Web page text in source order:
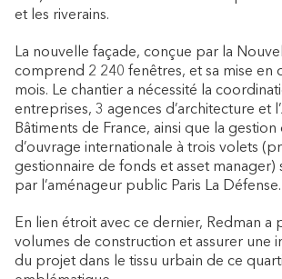
et les riverains.
La nouvelle façade, conçue par la
comprend 2 240 fenêtres, et sa mise en
mois. Le chantier a nécessité la
entreprises, 3 agences d’architecture et
Bâtiments de France, ainsi que la gestion
d’ouvrage internationale à trois volets
gestionnaire de fonds et asset manager)
par l’aménageur public Paris La Défense.
En lien étroit avec ce dernier, Redman a
volumes de construction et assurer une
du projet dans le tissu urbain de ce